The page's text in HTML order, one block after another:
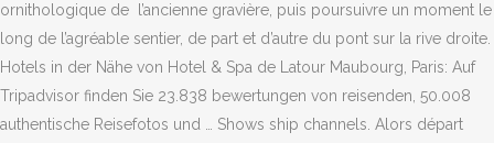
ornithologique de l’ancienne gravière, puis poursuivre un moment le
long de l’agréable sentier, de part et d’autre du pont sur la rive droite.
Hotels in der Nähe von Hotel & Spa de Latour Maubourg, Paris: Auf
Tripadvisor finden Sie 23.838 bewertungen von reisenden, 50.008
authentische Reisefotos und … Shows ship channels. Alors départ